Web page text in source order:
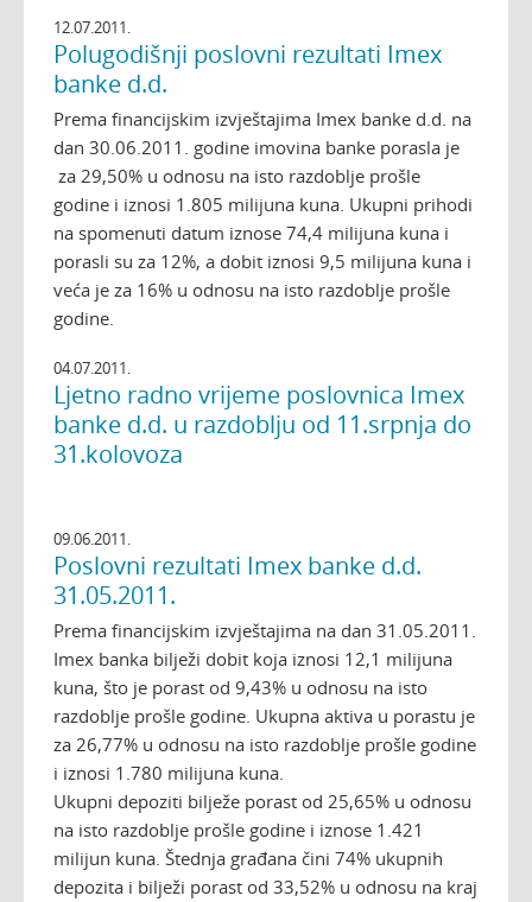
12.07.2011.
Polugodišnji poslovni rezultati Imex
banke d.d.
Prema financijskim izvještajima Imex banke d.d. na
dan 30.06.2011. godine imovina banke porasla je
za 29,50% u odnosu na isto razdoblje prošle
godine i iznosi 1.805 milijuna kuna. Ukupni prihodi
na spomenuti datum iznose 74,4 milijuna kuna i
porasli su za 12%, a dobit iznosi 9,5 milijuna kuna i
veća je za 16% u odnosu na isto razdoblje prošle
godine.
04.07.2011.
Ljetno radno vrijeme poslovnica Imex
banke d.d. u razdoblju od 11.srpnja do
31.kolovoza
09.06.2011.
Poslovni rezultati Imex banke d.d.
31.05.2011.
Prema financijskim izvještajima na dan 31.05.2011.
Imex banka bilježi dobit koja iznosi 12,1 milijuna
kuna, što je porast od 9,43% u odnosu na isto
razdoblje prošle godine. Ukupna aktiva u porastu je
za 26,77% u odnosu na isto razdoblje prošle godine
i iznosi 1.780 milijuna kuna.
Ukupni depoziti bilježe porast od 25,65% u odnosu
na isto razdoblje prošle godine i iznose 1.421
milijun kuna. Štednja građana čini 74% ukupnih
depozita i bilježi porast od 33,52% u odnosu na kraj